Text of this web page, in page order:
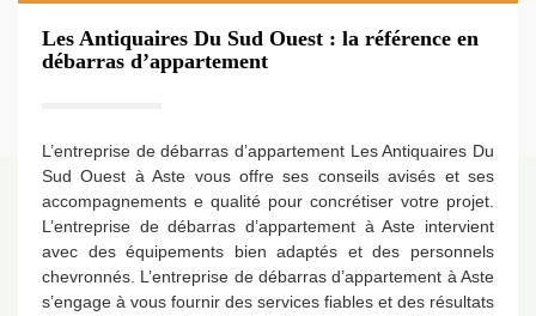
Les Antiquaires Du Sud Ouest : la référence en
débarras d’appartement
L’entreprise de débarras d’appartement Les Antiquaires Du
Sud Ouest à Aste vous offre ses conseils avisés et ses
accompagnements e qualité pour concrétiser votre projet.
L’entreprise de débarras d’appartement à Aste intervient
avec des équipements bien adaptés et des personnels
chevronnés. L’entreprise de débarras d’appartement à Aste
s’engage à vous fournir des services fiables et des résultats